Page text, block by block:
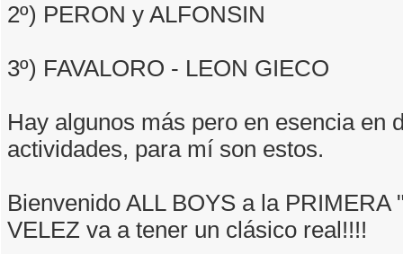
2º) PERON y ALFONSIN
3º) FAVALORO - LEON GIECO
Hay algunos más pero en esencia en
actividades, para mí son estos.
Bienvenido ALL BOYS a la PRIMERA
VELEZ va a tener un clásico real!!!!